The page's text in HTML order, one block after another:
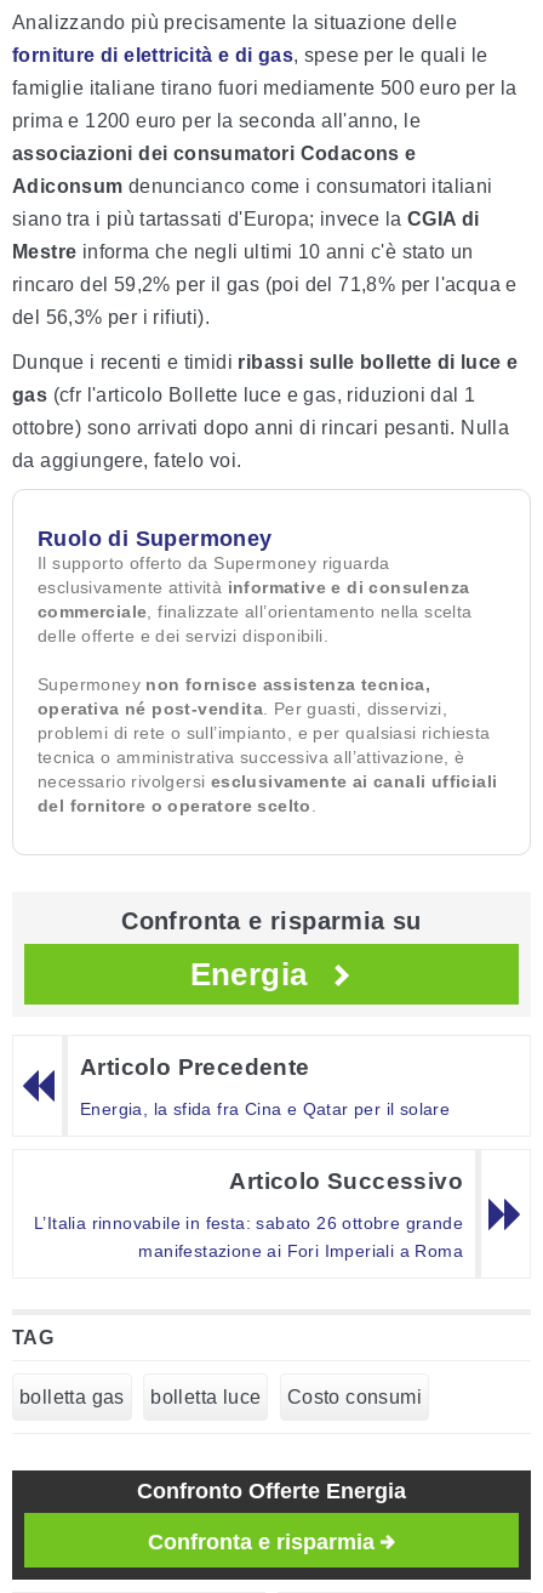
Analizzando più precisamente la situazione delle
forniture di elettricità e di gas, spese per le quali le
famiglie italiane tirano fuori mediamente 500 euro per la
prima e 1200 euro per la seconda all'anno, le
associazioni dei consumatori Codacons e
Adiconsum denuncianco come i consumatori italiani
siano tra i più tartassati d'Europa; invece la CGIA di
Mestre informa che negli ultimi 10 anni c'è stato un
rincaro del 59,2% per il gas (poi del 71,8% per l'acqua e
del 56,3% per i rifiuti).
Dunque i recenti e timidi ribassi sulle bollette di luce e
gas (cfr l'articolo Bollette luce e gas, riduzioni dal 1
ottobre) sono arrivati dopo anni di rincari pesanti. Nulla
da aggiungere, fatelo voi.
Ruolo di Supermoney
Il supporto offerto da Supermoney riguarda
esclusivamente attività informative e di consulenza
commerciale , finalizzate all’orientamento nella scelta
delle offerte e dei servizi disponibili.
Supermoney non fornisce assistenza tecnica,
operativa né post-vendita . Per guasti, disservizi,
problemi di rete o sull’impianto, e per qualsiasi richiesta
tecnica o amministrativa successiva all’attivazione, è
necessario rivolgersi esclusivamente ai canali ufficiali
del fornitore o operatore scelto
Confronta e risparmia su
Energia
Articolo Precedente
Energia, la sfida fra Cina e Qatar per il solare
Articolo Successivo
L’Italia rinnovabile in festa: sabato 26 ottobre grande
manifestazione ai Fori Imperiali a Roma
TAG
bolletta gas bolletta luce Costo consumi
Confronto Offerte Energia
Confronta e risparmia